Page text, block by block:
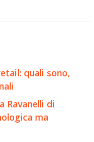
quali sono,
Ravanelli di
ma